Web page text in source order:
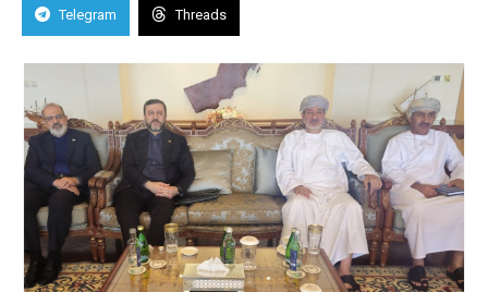
Telegram Threads